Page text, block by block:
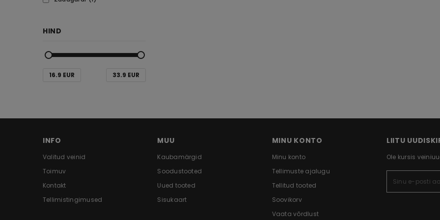
HIND
16.9 EUR 33.9 EUR
INFO
Valitud veinid
Toimuv
Kontakt
Tellimistingimused
MUU
Kaubamärgid
Soodustooted
Uued tooted
Sisukaart
MINU KONTO
Minu konto
Tellimuste ajalugu
Tellitud tooted
Soovikorv
Vaata võrdlust
LIITU
Ole kursis